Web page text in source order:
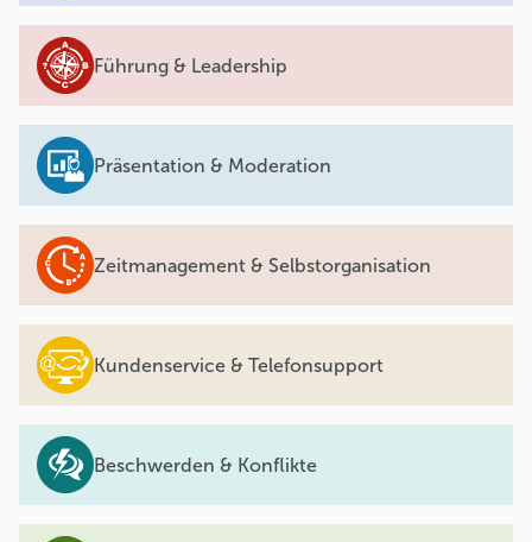
Führung & Leadership
Präsentation & Moderation
Zeitmanagement & Selbstorganisation
Kundenservice & Telefonsupport
Beschwerden & Konflikte